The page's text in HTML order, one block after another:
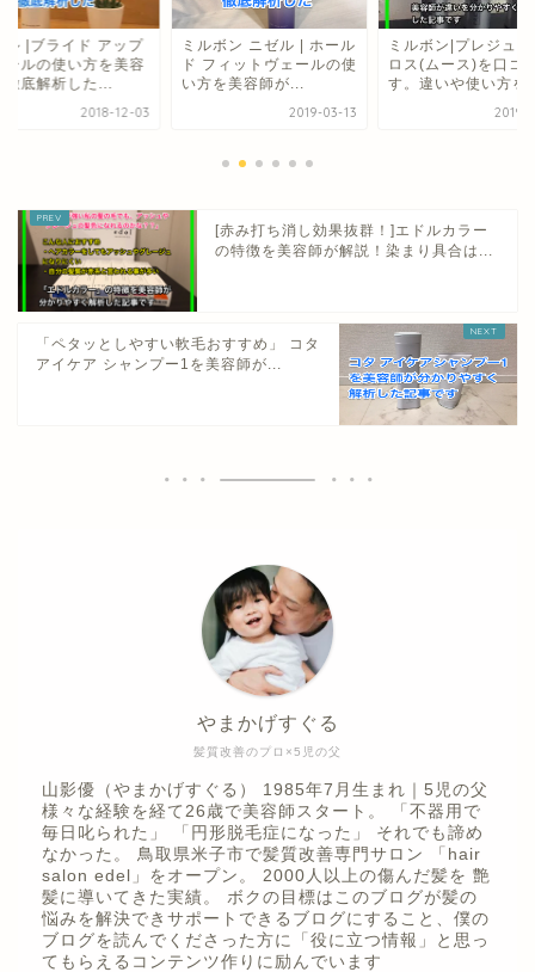
ボン ニゼル | ホール
ィットヴェールの使
を美容師が...
2019-03-13
ミルボン|プレジュームフ
ロス(ムース)を口コミま
す。違いや使い方を...
2019-03-05
[ストレートの髪と
群！] トリエ ジュー
スプレー 0の...
2018-
[赤み打ち消し効果抜群！]エドルカラー
の特徴を美容師が解説！染まり具合は...
「ペタッとしやすい軟毛おすすめ」 コタ
アイケア シャンプー1を美容師が...
髪質改善のプロ×5児の父
やまかげすぐる
山影優（やまかげすぐる） 1985年7月生まれ｜5児の父
様々な経験を経て26歳で美容師スタート。 「不器用で
毎日叱られた」 「円形脱毛症になった」 それでも諦め
なかった。 鳥取県米子市で髪質改善専門サロン 「hair
salon edel」をオープン。 2000人以上の傷んだ髪を 艶
髪に導いてきた実績。 ボクの目標はこのブログが髪の
悩みを解決できサポートできるブログにすること、僕の
ブログを読んでくださった方に「役に立つ情報」と思っ
てもらえるコンテンツ作りに励んでいます